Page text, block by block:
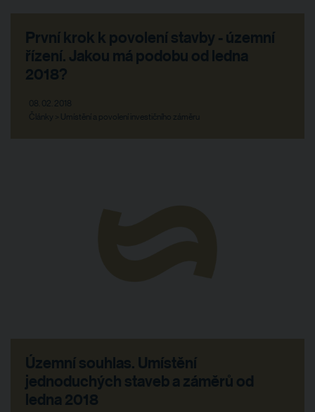
První krok k povolení stavby - územní
řízení. Jakou má podobu od ledna
2018?
08. 02. 2018
Články > Umístění a povolení investičního záměru
Územní souhlas. Umístění
jednoduchých staveb a záměrů od
ledna 2018